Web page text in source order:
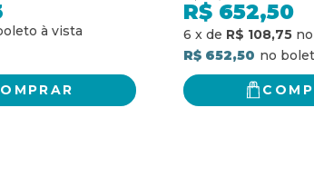
E NOVO
COM O
E ATOS DOS
Bíblia Pastoral
R$ 652,50
6 x de R$ 108,75
R$ 652,50